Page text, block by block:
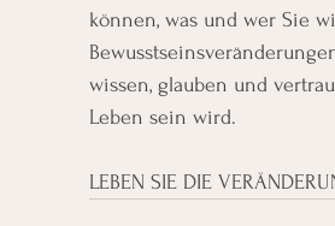
können, was und wer Sie
wissen, glauben und
Leben sein wird.
LEBEN SIE DIE